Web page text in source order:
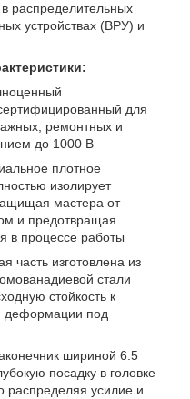
распределительных
устройствах (ВРУ) и
для
ремонтных и
до 1000 В
плотное
изолирует
мастера от
и предотвращая
в процессе работы
часть изготовлена из
стали
стойкость к
деформации под
шириной 6.5
посадку в головке
распределяя усилие и